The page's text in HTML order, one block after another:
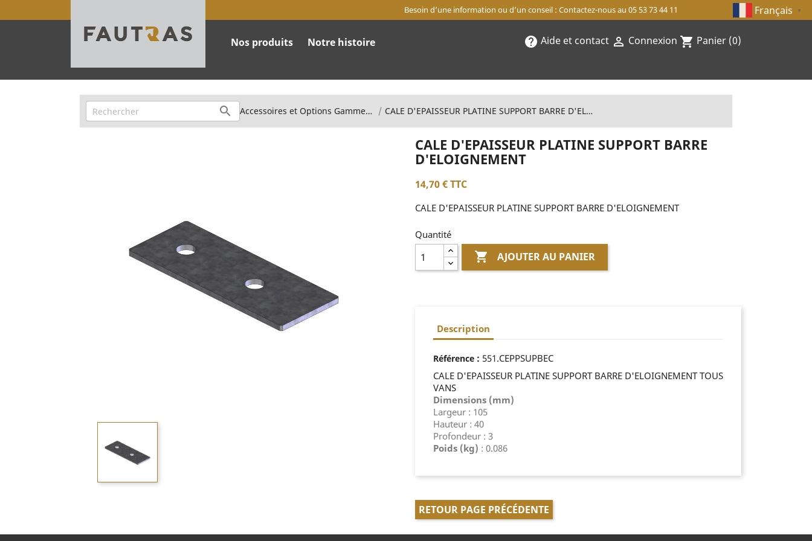
Besoin d’une information ou d’un conseil : Contactez-nous au 05 53 73 44 11 Français ▼
Nos produits Notre histoire help Aide et contact  Connexion shopping_cart Panier (0)
 Accessoires et Options Gamme équestre CALE D'EPAISSEUR PLATINE SUPPORT BARRE D'ELOIGNEMENT
CALE D'EPAISSEUR PLATINE SUPPORT BARRE
D'ELOIGNEMENT
14,70 €TTC
CALE D'EPAISSEUR PLATINE SUPPORT BARRE D'ELOIGNEMENT
Quantité
 AJOUTER AU PANIER
Description
Référence : 551.CEPPSUPBEC
CALE D'EPAISSEUR PLATINE SUPPORT BARRE D'ELOIGNEMENT TOUS
VANS
Dimensions (mm)
Largeur : 105
Hauteur : 40
Profondeur : 3
Poids (kg) : 0.086
RETOUR PAGE PRÉCÉDENTE